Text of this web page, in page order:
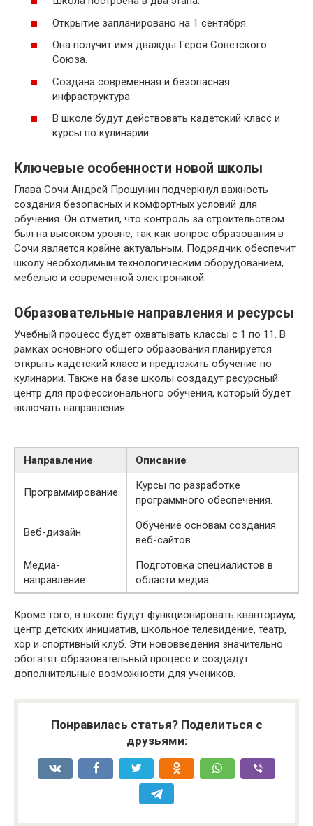
Открытие запланировано на 1 сентября.
Она получит имя дважды Героя Советского
Союза.
Создана современная и безопасная
инфраструктура.
В школе будут действовать кадетский класс и
курсы по кулинарии.
Ключевые особенности новой школы
Глава Сочи Андрей Прошунин подчеркнул важность
создания безопасных и комфортных условий для
обучения. Он отметил, что контроль за строительством
был на высоком уровне, так как вопрос образования в
Сочи является крайне актуальным. Подрядчик обеспечит
школу необходимым технологическим оборудованием,
мебелью и современной электроникой.
Образовательные направления и ресурсы
Учебный процесс будет охватывать классы с 1 по 11. В
рамках основного общего образования планируется
открыть кадетский класс и предложить обучение по
кулинарии. Также на базе школы создадут ресурсный
центр для профессионального обучения, который будет
включать направления:
Направление Описание
Программирование
Курсы по разработке
программного обеспечения.
Веб-дизайн
Обучение основам создания
веб-сайтов.
Медиа-
направление
Подготовка специалистов в
области медиа.
Кроме того, в школе будут функционировать кванториум,
центр детских инициатив, школьное телевидение, театр,
хор и спортивный клуб. Эти нововведения значительно
обогатят образовательный процесс и создадут
дополнительные возможности для учеников.
Понравилась статья? Поделиться с
друзьями: